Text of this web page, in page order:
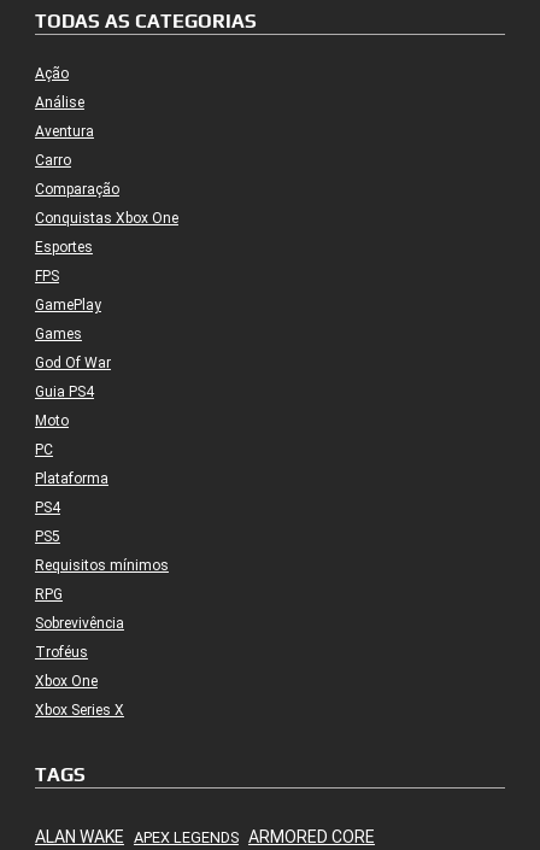
TODAS AS CATEGORIAS
Ação
Análise
Aventura
Carro
Comparação
Conquistas Xbox One
Esportes
FPS
GamePlay
Games
God Of War
Guia PS4
Moto
PC
Plataforma
PS4
PS5
Requisitos mínimos
RPG
Sobrevivência
Troféus
Xbox One
Xbox Series X
TAGS
ALAN WAKE APEX LEGENDS ARMORED CORE